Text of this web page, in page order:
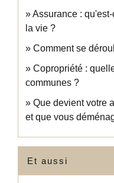
Assurance :
la vie ?
Comment se
Copropriété :
communes ?
Que devient votre
et que vous
Et aussi